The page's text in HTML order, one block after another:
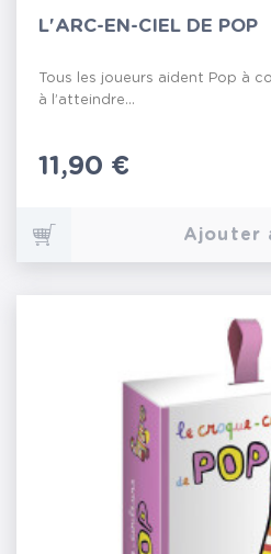
L'ARC-EN-CIEL DE POP
Tous les joueurs aident Pop à
à l’atteindre...
Prix
11,90 €
Ajouter